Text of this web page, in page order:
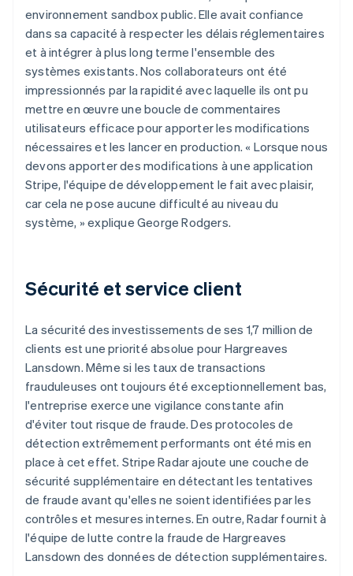
environnement sandbox public. Elle avait confiance
dans sa capacité à respecter les délais réglementaires
et à intégrer à plus long terme l'ensemble des
systèmes existants. Nos collaborateurs ont été
impressionnés par la rapidité avec laquelle ils ont pu
mettre en œuvre une boucle de commentaires
utilisateurs efficace pour apporter les modifications
nécessaires et les lancer en production. « Lorsque nous
devons apporter des modifications à une application
Stripe, l'équipe de développement le fait avec plaisir,
car cela ne pose aucune difficulté au niveau du
système, » explique George Rodgers.
Sécurité et service client
La sécurité des investissements de ses 1,7 million de
clients est une priorité absolue pour Hargreaves
Lansdown. Même si les taux de transactions
frauduleuses ont toujours été exceptionnellement bas,
l'entreprise exerce une vigilance constante afin
d'éviter tout risque de fraude. Des protocoles de
détection extrêmement performants ont été mis en
place à cet effet. Stripe Radar ajoute une couche de
sécurité supplémentaire en détectant les tentatives
de fraude avant qu'elles ne soient identifiées par les
contrôles et mesures internes. En outre, Radar fournit à
l'équipe de lutte contre la fraude de Hargreaves
Lansdown des données de détection supplémentaires.